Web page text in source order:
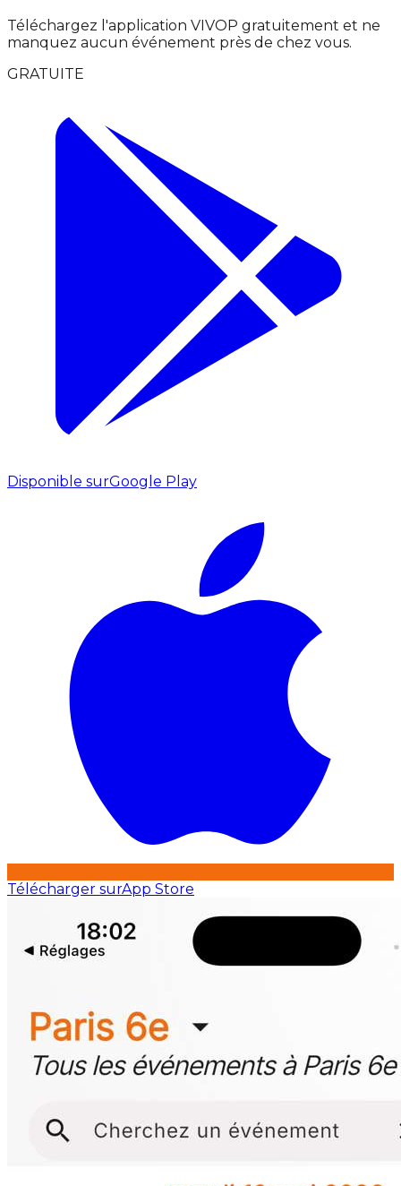
Téléchargez l'application VIVOP gratuitement et ne
manquez aucun événement près de chez vous.
GRATUITE
Disponible surGoogle Play
Télécharger surApp Store